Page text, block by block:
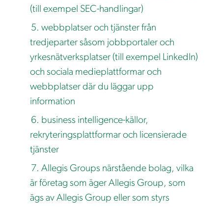
(till exempel SEC-handlingar)
webbplatser och tjänster från
tredjeparter såsom jobbportaler och
yrkesnätverksplatser (till exempel LinkedIn)
och sociala medieplattformar och
webbplatser där du läggar upp
information
business intelligence-källor,
rekryteringsplattformar och licensierade
tjänster
Allegis Groups närstående bolag, vilka
är företag som äger Allegis Group, som
ägs av Allegis Group eller som styrs